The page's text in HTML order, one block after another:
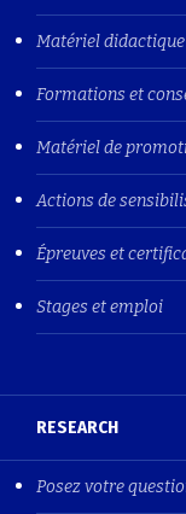
Matériel didactique
Formations et
Matériel de
Actions de
Épreuves et
Stages et emploi
RESEARCH
Posez votre